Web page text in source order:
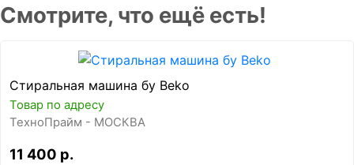
Смотрите, что ещё есть!
Стиральная машина бу Beko
Товар по адресу
ТехноПрайм - МОСКВА
11 400 р.